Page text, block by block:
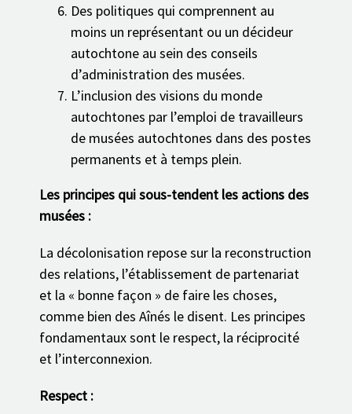
Des politiques qui comprennent au
moins un représentant ou un décideur
autochtone au sein des conseils
d’administration des musées.
L’inclusion des visions du monde
autochtones par l’emploi de travailleurs
de musées autochtones dans des postes
permanents et à temps plein.
Les principes qui sous-tendent les actions des
musées :
La décolonisation repose sur la reconstruction
des relations, l’établissement de partenariat
et la « bonne façon » de faire les choses,
comme bien des Aînés le disent. Les principes
fondamentaux sont le respect, la réciprocité
et l’interconnexion.
Respect :